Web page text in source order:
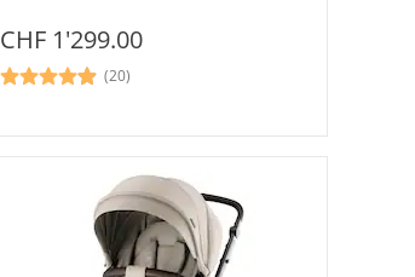
CHF 1'299.00
(20)